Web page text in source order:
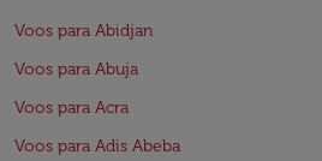
Voos para Abidjan
Voos para Abuja
Voos para Acra
Voos para Adis Abeba